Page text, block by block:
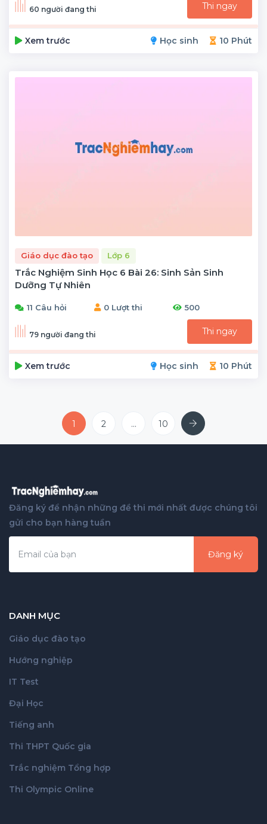
60 người đang thi Thi ngay
Xem trước Học sinh 10 Phút
Giáo dục đào tạo Lớp 6
Trắc Nghiệm Sinh Học 6 Bài 26: Sinh Sản Sinh
Dưỡng Tự Nhiên
11 Câu hỏi 0 Lượt thi 500
79 người đang thi Thi ngay
Xem trước Học sinh 10 Phút
1 2 ... 10 Next
Đăng ký để nhận những đề thi mới nhất được chúng tôi
gửi cho bạn hàng tuần
Đăng ký
DANH MỤC
Giáo dục đào tạo
Hướng nghiệp
IT Test
Đại Học
Tiếng anh
Thi THPT Quốc gia
Trắc nghiệm Tổng hợp
Thi Olympic Online